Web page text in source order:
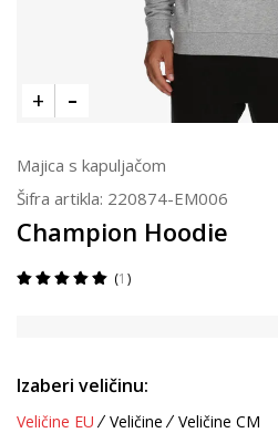
Majica s kapuljačom
Šifra artikla: 220874-EM006
Champion Hoodie
1
Izaberi veličinu:
Veličine EU Veličine Veličine CM